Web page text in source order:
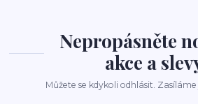
Nepropásněte
akce a
Můžete se kdykoli odhlásit. Zasíláme